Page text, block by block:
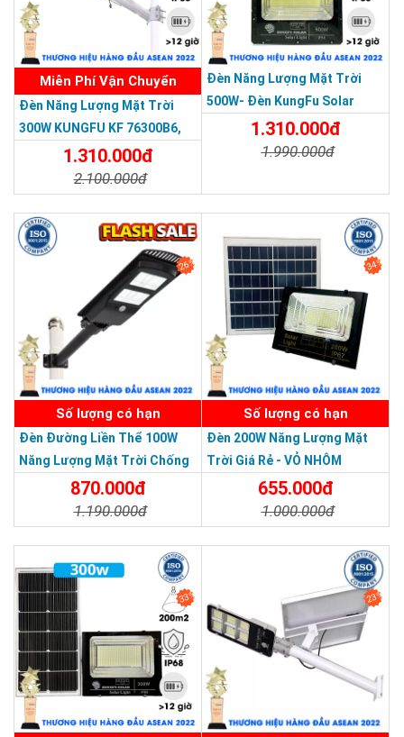
HÌNH ẢNH THỰC TẾ
SẢN PHẨM DỊCH VỤ CHẤT LƯỢNG ASEAN 2019
Miễn Phí Vận Chuyển
Đèn Năng Lượng Mặt Trời
300W KUNGFU KF 76300B6,
IP68, Bảng Giá 2026
1.310.000đ
2.100.000đ
Đèn Năng Lượng Mặt Trời
500W- Đèn KungFu Solar
Năng Lượng Mặt Trời 500W,IP
67 Loại Lớn
1.310.000đ
1.990.000đ
26%
Số lượng có hạn
Đèn Đường Liền Thể 100W
Năng Lượng Mặt Trời Chống
Nước Giá Rẻ870.000đ
1.190.000đ
34%
Số lượng có hạn
Đèn 200W Năng Lượng Mặt
Trời Giá Rẻ - VỎ NHÔM
655.000đ
1.000.000đ
33% 23%